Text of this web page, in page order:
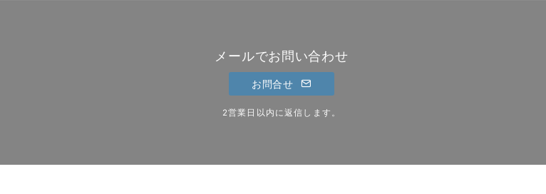
メールでお問い合わせ
お問合せ
2営業日以内に返信します。